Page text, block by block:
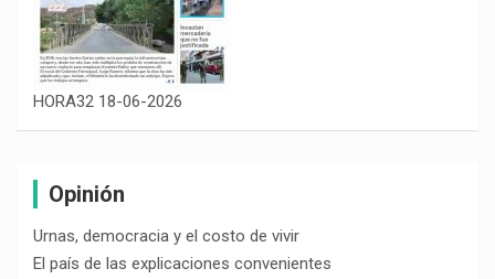
HORA32 18-06-2026
Opinión
Urnas, democracia y el costo de vivir
El país de las explicaciones convenientes